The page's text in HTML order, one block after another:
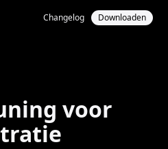
Changelog Downloaden
voor